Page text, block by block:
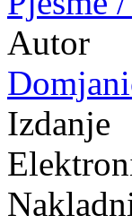
Autor
Izdanje